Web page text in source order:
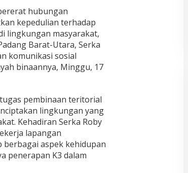
hubungan
kepedulian terhadap
lingkungan masyarakat,
Barat-Utara, Serka
komunikasi sosial
binaannya, Minggu, 17
pembinaan teritorial
lingkungan yang
Kehadiran Serka Roby
lapangan
aspek kehidupan
penerapan K3 dalam